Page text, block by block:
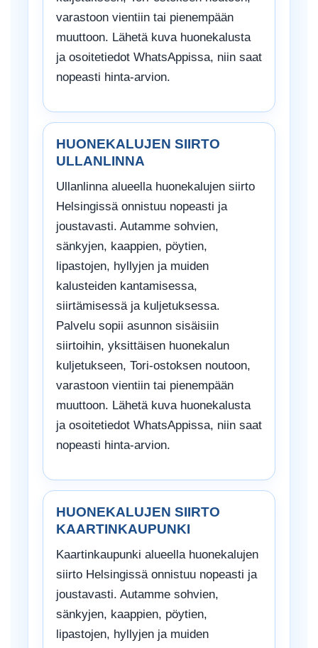
varastoon vientiin tai pienempään
muuttoon. Lähetä kuva huonekalusta
ja osoitetiedot WhatsAppissa, niin saat
nopeasti hinta-arvion.
HUONEKALUJEN SIIRTO
ULLANLINNA
Ullanlinna alueella huonekalujen siirto
Helsingissä onnistuu nopeasti ja
joustavasti. Autamme sohvien,
sänkyjen, kaappien, pöytien,
lipastojen, hyllyjen ja muiden
kalusteiden kantamisessa,
siirtämisessä ja kuljetuksessa.
Palvelu sopii asunnon sisäisiin
siirtoihin, yksittäisen huonekalun
kuljetukseen, Tori-ostoksen noutoon,
varastoon vientiin tai pienempään
muuttoon. Lähetä kuva huonekalusta
ja osoitetiedot WhatsAppissa, niin saat
nopeasti hinta-arvion.
HUONEKALUJEN SIIRTO
KAARTINKAUPUNKI
Kaartinkaupunki alueella huonekalujen
siirto Helsingissä onnistuu nopeasti ja
joustavasti. Autamme sohvien,
sänkyjen, kaappien, pöytien,
lipastojen, hyllyjen ja muiden